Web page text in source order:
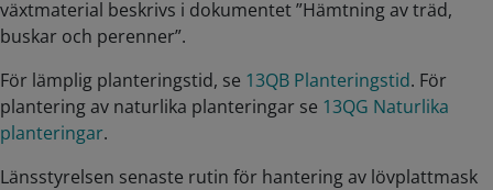
växtmaterial beskrivs i dokumentet ”Hämtning av träd,
buskar och perenner”.
För lämplig planteringstid, se 13QB Planteringstid. För
plantering av naturlika planteringar se 13QG Naturlika
planteringar.
Länsstyrelsen senaste rutin för hantering av lövplattmask